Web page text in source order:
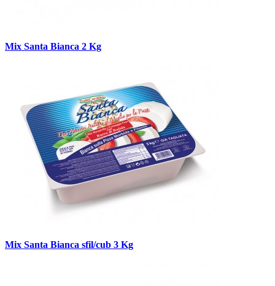
Mix Santa Bianca 2 Kg
Mix Santa Bianca sfil/cub 3 Kg